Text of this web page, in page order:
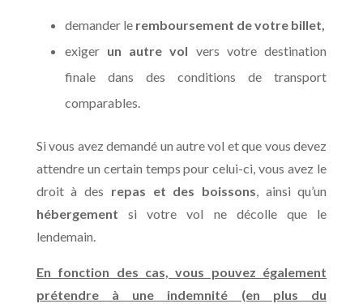
demander le remboursement de votre billet,
exiger un autre vol vers votre destination
finale dans des conditions de transport
comparables.
Si vous avez demandé un autre vol et que vous devez
attendre un certain temps pour celui-ci, vous avez le
droità des repas et des boissons , ainsi qu’un
hébergement si votre vol ne décolle que le
lendemain.
En fonction des cas, vous pouvez également
prétendre à une indemnité (en plus du